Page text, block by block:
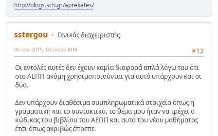
http://blogs.sch.gr/aprekates/
sstergou
Γενικός διαχειριστής
#12
06 Ιαν 2015, 04:54:06 ΜΜ
Οι εντολές αυτές δεν έχουν καμία διαφορά απλά λόγω του ότι
στο ΑΕΠΠ ακόμη χρησιμοποιούνται για αυτό υπάρχουν και οι
δύο.
Δεν υπάρχουν διαθέσιμα συμπληρωματικά στοιχεία όπως η
γραμματική και το συντακτικό, το θέμα μου ήταν να τρέχει ο
κώδικας του βιβλίου του ΑΕΠΠ και αυτό του νέου μαθήματος
έτσι όπως ακριβώς έπρεπε.